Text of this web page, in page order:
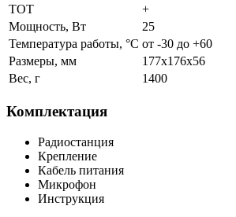
TOT
+
Мощность, Вт
25
Температура работы, °С от -30 до +60
Размеры, мм
177x176x56
Вес, г
1400
Комплектация
Радиостанция
Крепление
Кабель питания
Микрофон
Инструкция